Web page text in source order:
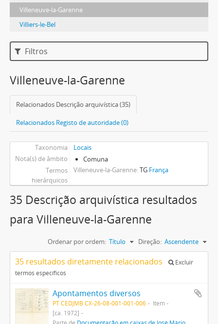
Villeneuve-la-Garenne
Villiers-le-Bel
Filtros
Villeneuve-la-Garenne
Relacionados Descrição arquivística (35)
Relacionados Registo de autoridade (0)
Taxonomia
Locais
Nota(s) de âmbito
Comuna
Termos
hierárquicos
Villeneuve-la-Garenne TG França
35 Descrição arquivística resultados
para Villeneuve-la-Garenne
Ordenar por ordem: Título Direção: Ascendente
35 resultados diretamente relacionados
Excluir
termos específicos
Apontamentos diversos
PT CEDJMB CX-26-08-001-001-006
Item
[ca. 1972]